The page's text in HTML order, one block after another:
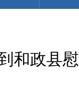
和政县